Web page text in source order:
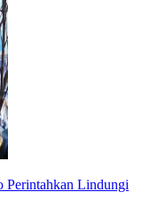
Perintahkan Lindungi